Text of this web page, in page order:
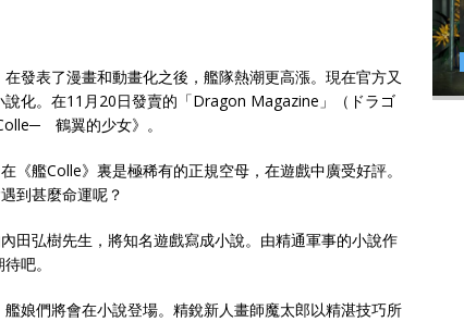
發表了漫畫和動畫化之後，艦隊熱潮更高漲。現在官方又
化。在11月20日發賣的「Dragon Magazine」（ドラゴ
鶴翼的少女》。
《艦Colle》裏是極稀有的正規空母，在遊戲中廣受好評。
到甚麼命運呢？
田弘樹先生，將知名遊戲寫成小說。由精通軍事的小說作
吧。
娘們將會在小說登場。精銳新人畫師魔太郎以精湛技巧所